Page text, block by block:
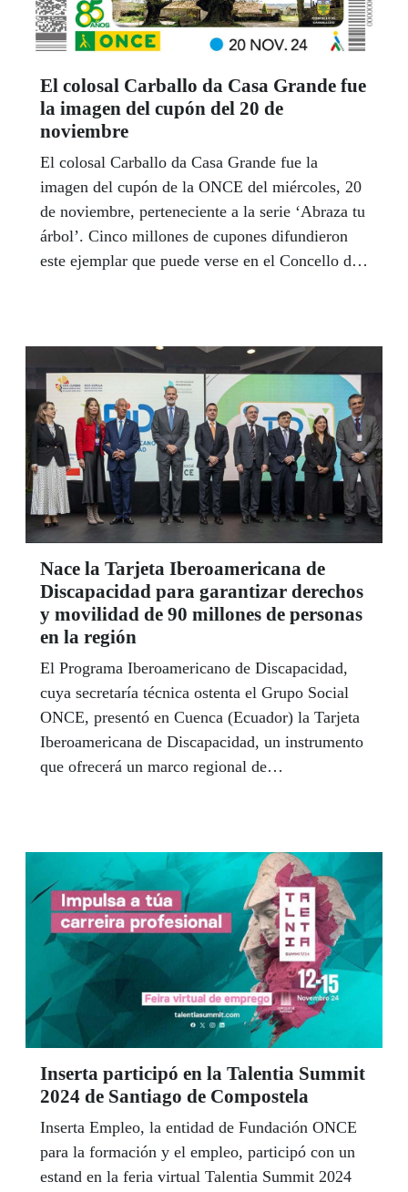
El colosal Carballo da Casa Grande fue
la imagen del cupón del 20 de
noviembre
El colosal Carballo da Casa Grande fue la
imagen del cupón de la ONCE del miércoles, 20
de noviembre, perteneciente a la serie ‘Abraza tu
árbol’. Cinco millones de cupones difundieron
este ejemplar que puede verse en el Concello de
Nace la Tarjeta Iberoamericana de
Discapacidad para garantizar derechos
y movilidad de 90 millones de personas
en la región
El Programa Iberoamericano de Discapacidad,
cuya secretaría técnica ostenta el Grupo Social
ONCE, presentó en Cuenca (Ecuador) la Tarjeta
Iberoamericana de Discapacidad, un instrumento
que ofrecerá un marco regional de
Inserta participó en la Talentia Summit
2024 de Santiago de Compostela
Inserta Empleo, la entidad de Fundación ONCE
para la formación y el empleo, participó con un
estand en la feria virtual Talentia Summit 2024